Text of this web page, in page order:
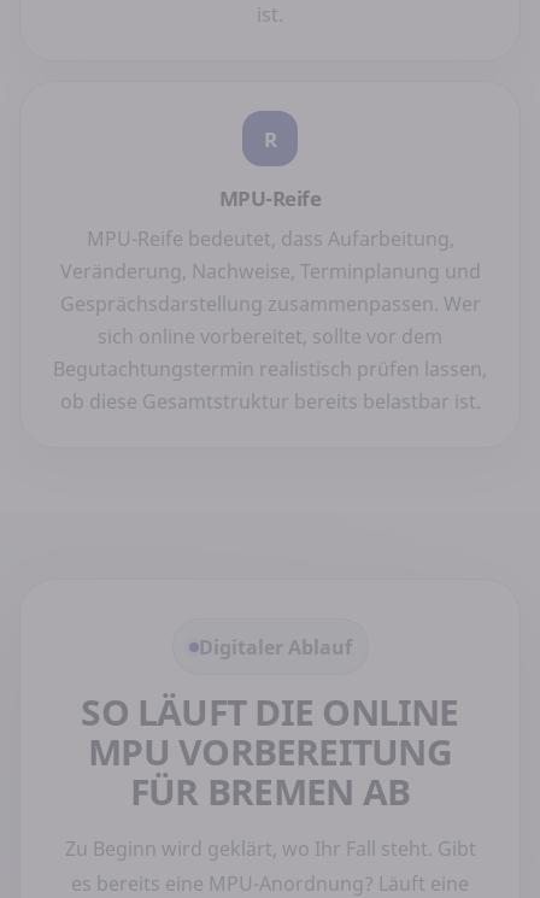
ist.
R
MPU-Reife
MPU-Reife bedeutet, dass Aufarbeitung,
Veränderung, Nachweise, Terminplanung und
Gesprächsdarstellung zusammenpassen. Wer
sich online vorbereitet, sollte vor dem
Begutachtungstermin realistisch prüfen lassen,
ob diese Gesamtstruktur bereits belastbar ist.
Digitaler Ablauf
SO LÄUFT DIE ONLINE
MPU VORBEREITUNG
FÜR BREMEN AB
Zu Beginn wird geklärt, wo Ihr Fall steht. Gibt
es bereits eine MPU-Anordnung? Läuft eine